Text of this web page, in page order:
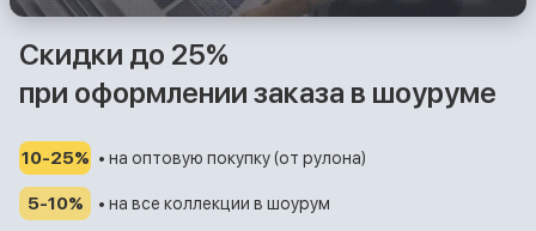
Скидки до 25%
при оформлении заказа в шоуруме
10-25% • на оптовую покупку (от рулона)
5-10% • на все коллекции в шоурум